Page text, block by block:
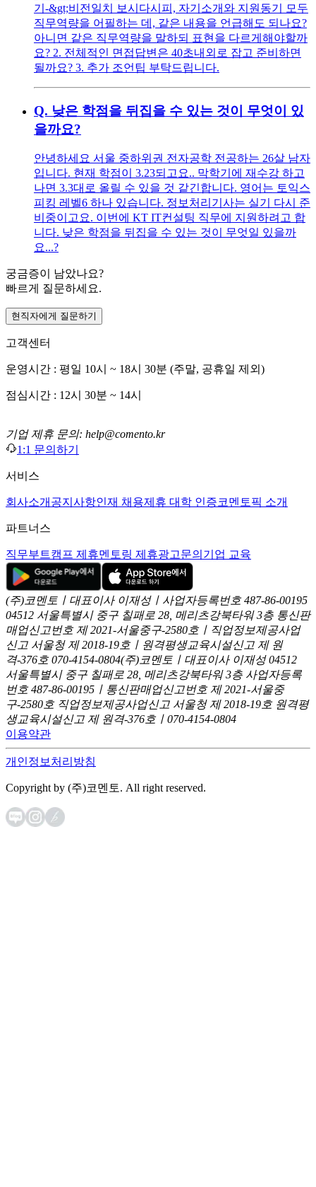
기-&gt;비전일치 보시다시피, 자기소개와 지원동기 모두
직무역량을 어필하는 데, 같은 내용을 언급해도 되나요?
아니면 같은 직무역량을 말하되 표현을 다르게해야할까
요? 2. 전체적인 면접답변은 40초내외로 잡고 준비하면
될까요? 3. 추가 조언팁 부탁드립니다.
Q. 낮은 학점을 뒤집을 수 있는 것이 무엇이 있
을까요?
안녕하세요 서울 중하위권 전자공학 전공하는 26살 남자
입니다. 현재 학점이 3.23되고요.. 막학기에 재수강 하고
나면 3.3대로 올릴 수 있을 것 같긴합니다. 영어는 토익스
피킹 레벨6 하나 있습니다. 정보처리기사는 실기 다시 준
비중이고요. 이번에 KT IT컨설팅 직무에 지원하려고 합
니다. 낮은 학점을 뒤집을 수 있는 것이 무엇일 있을까
요...?
궁금증이 남았나요?
빠르게 질문하세요.
현직자에게 질문하기
고객센터
운영시간 : 평일 10시 ~ 18시 30분 (주말, 공휴일 제외)
점심시간 : 12시 30분 ~ 14시
기업 제휴 문의: help@comento.kr
1:1 문의하기
서비스
회사소개 공지사항인재 채용제휴 대학 인증코멘토픽 소개
파트너스
직무부트캠프 제휴멘토링 제휴광고문의 기업 교육
(주)코멘토ㅣ대표이사 이재성ㅣ사업자등록번호 487-86-00195
04512 서울특별시 중구 칠패로 28, 메리츠강북타워 3층 통신판
매업신고번호 제 2021-서울중구-2580호ㅣ직업정보제공사업
신고 서울청 제 2018-19호ㅣ원격평생교육시설신고 제 원
격-376호 070-4154-0804(주)코멘토ㅣ대표이사 이재성 04512
서울특별시 중구 칠패로 28, 메리츠강북타워 3층 사업자등록
번호 487-86-00195ㅣ통신판매업신고번호 제 2021-서울중
구-2580호 직업정보제공사업신고 서울청 제 2018-19호 원격평
생교육시설신고 제 원격-376호ㅣ070-4154-0804
이용약관
개인정보처리방침
Copyright by (주)코멘토. All right reserved.